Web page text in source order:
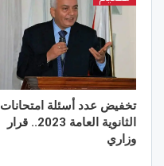
تخفيض عدد أسئلة امتحانات
الثانوية العامة 2023.. قرار
وزاري